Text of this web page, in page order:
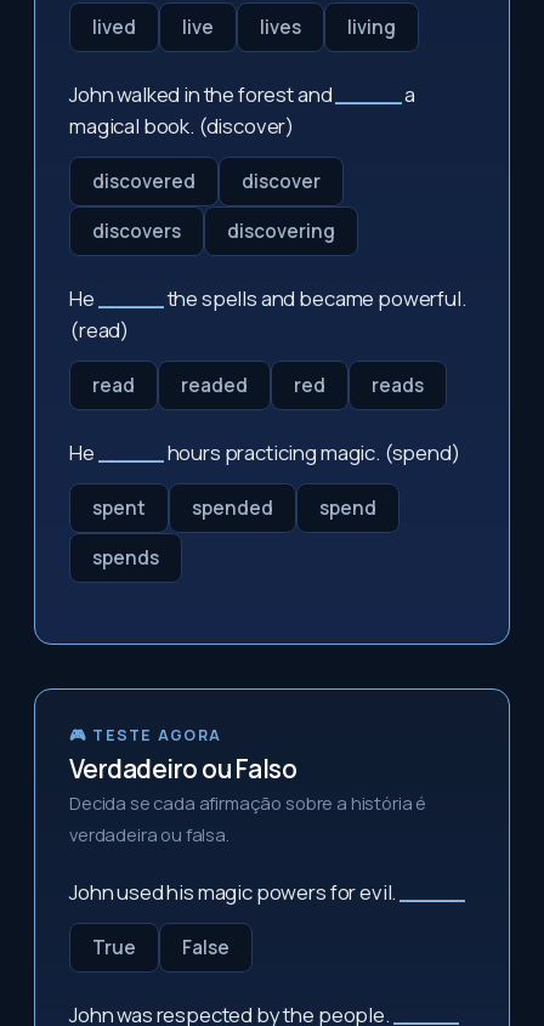
lived live lives living
John walked in the forest and
a
magical book. (discover)
discovered
discover
discovers
discovering
He
the spells and became powerful.
(read)
read readed red reads
He hours practicing magic. (spend)
spent spended
spend
spends
🎮 TESTE AGORA
Verdadeiro ou Falso
Decida se cada afirmação sobre a história é
verdadeira ou falsa.
John used his magic powers for evil.
True False
John was respected by the people.